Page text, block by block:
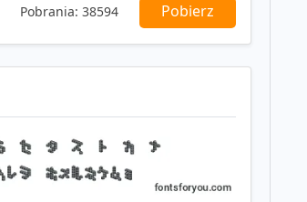
Pobrania: 38594 Pobierz